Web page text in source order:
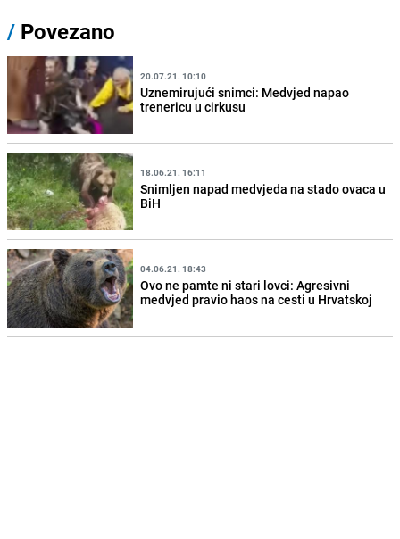
/ Povezano
20.07.21. 10:10
Uznemirujući snimci: Medvjed napao
trenericu u cirkusu
18.06.21. 16:11
Snimljen napad medvjeda na stado ovaca u
BiH
04.06.21. 18:43
Ovo ne pamte ni stari lovci: Agresivni
medvjed pravio haos na cesti u Hrvatskoj